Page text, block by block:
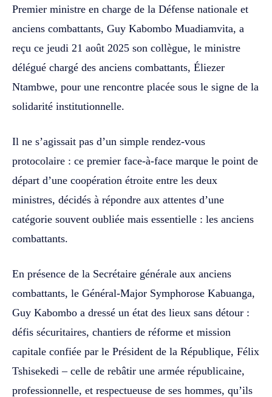
Premier ministre en charge de la Défense nationale et
anciens combattants, Guy Kabombo Muadiamvita, a
reçu ce jeudi 21 août 2025 son collègue, le ministre
délégué chargé des anciens combattants, Éliezer
Ntambwe, pour une rencontre placée sous le signe de la
solidarité institutionnelle.
Il ne s’agissait pas d’un simple rendez-vous
protocolaire : ce premier face-à-face marque le point de
départ d’une coopération étroite entre les deux
ministres, décidés à répondre aux attentes d’une
catégorie souvent oubliée mais essentielle : les anciens
combattants.
En présence de la Secrétaire générale aux anciens
combattants, le Général-Major Symphorose Kabuanga,
Guy Kabombo a dressé un état des lieux sans détour :
défis sécuritaires, chantiers de réforme et mission
capitale confiée par le Président de la République, Félix
Tshisekedi – celle de rebâtir une armée républicaine,
professionnelle, et respectueuse de ses hommes, qu’ils